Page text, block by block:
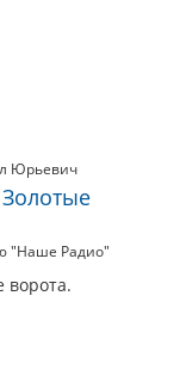
Юрьевич
"Наше Радио"
ворота.